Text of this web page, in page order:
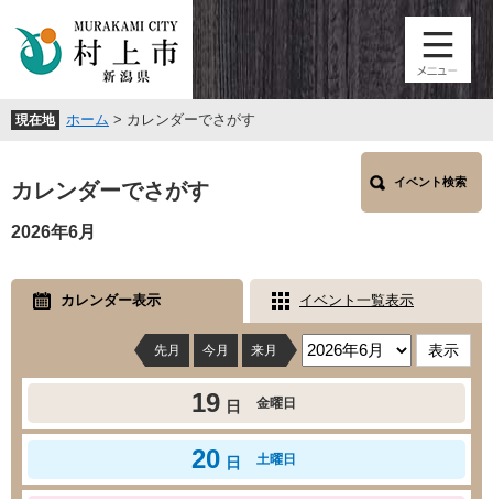
頭
。
飛
て
文
現在地 ホーム > カレンダーでさがす
文
カレンダーでさがす イベント検索
2026年6月
カレンダー表示 イベント一覧表示
先月 今月 来月
19 日 金曜日
20 日 土曜日